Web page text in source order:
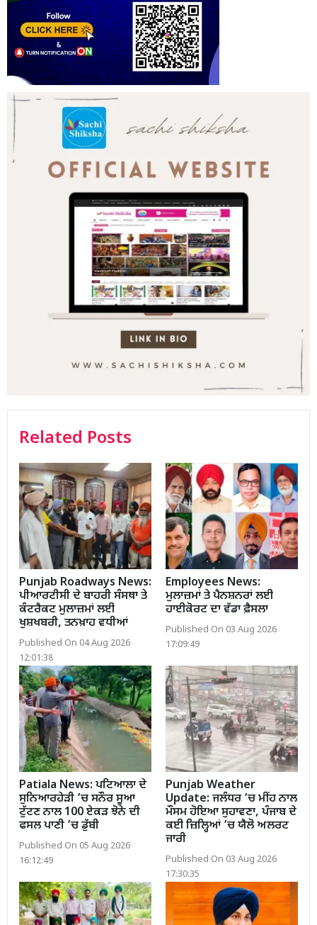
Related Posts
Punjab Roadways News:
ਪੀਆਰਟੀਸੀ ਦੇ ਬਾਹਰੀ ਸੰਸਥਾ ਤੇ
ਕੰਟਰੈਕਟ ਮੁਲਾਜ਼ਮਾਂ ਲਈ
ਖੁਸ਼ਖਬਰੀ, ਤਨਖ਼ਾਹ ਵਧੀਆਂ
Published On 04 Aug 2026
12:01:38
Employees News:
ਮੁਲਾਜ਼ਮਾਂ ਤੇ ਪੈਨਸ਼ਨਰਾਂ ਲਈ
ਹਾਈਕੋਰਟ ਦਾ ਵੱਡਾ ਫ਼ੈਸਲਾ
Published On 03 Aug 2026
17:09:49
Patiala News: ਪਟਿਆਲਾ ਦੇ
ਸੁਨਿਆਰਹੇੜੀ ’ਚ ਸਨੌਰ ਸੂਆ
ਟੁੱਟਣ ਨਾਲ 100 ਏਕੜ ਝੋਨੇ ਦੀ
ਫਸਲ ਪਾਣੀ ’ਚ ਡੁੱਬੀ
Published On 05 Aug 2026
16:12:49
Punjab Weather
Update: ਜਲੰਧਰ ’ਚ ਮੀਂਹ ਨਾਲ
ਮੌਸਮ ਹੋਇਆ ਸੁਹਾਵਣਾ, ਪੰਜਾਬ ਦੇ
ਕਈ ਜ਼ਿਲ੍ਹਿਆਂ ’ਚ ਯੈਲੋ ਅਲਰਟ
ਜਾਰੀ
Published On 03 Aug 2026
17:30:35